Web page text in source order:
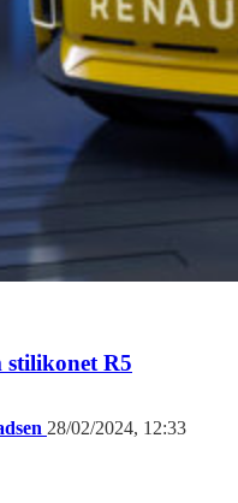
stilikonet R5
28/02/2024, 12:33